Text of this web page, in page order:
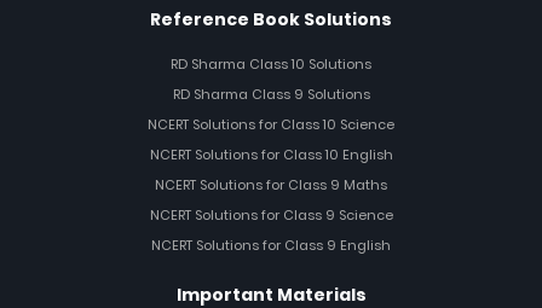
Reference Book Solutions
RD Sharma Class 10 Solutions
RD Sharma Class 9 Solutions
NCERT Solutions for Class 10 Science
NCERT Solutions for Class 10 English
NCERT Solutions for Class 9 Maths
NCERT Solutions for Class 9 Science
NCERT Solutions for Class 9 English
Important Materials